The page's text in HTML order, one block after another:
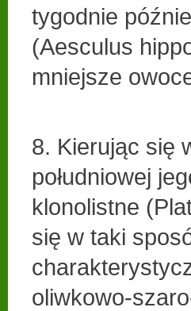
tygodnie
(Aesculus
mniejsze
8. Kierując się
południowej
klonolistne
się w taki
oliwkowo-